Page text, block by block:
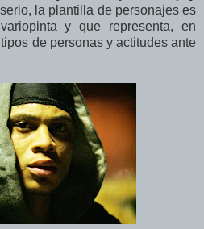
la plantilla de personajes es
y que representa, en
de personas y actitudes ante